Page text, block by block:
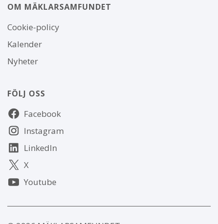
OM MÄKLARSAMFUNDET
Om
webbplatsen
Cookie-policy
Kalender
Nyheter
FÖLJ OSS
Följ
oss Facebook
Instagram
LinkedIn
X
Youtube